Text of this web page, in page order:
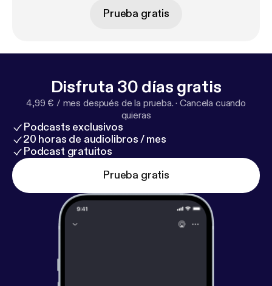
Prueba gratis
Disfruta 30 días gratis
4,99 € / mes después de la prueba. ·Cancela cuando
quieras
Podcasts exclusivos
20 horas de audiolibros / mes
Podcast gratuitos
Prueba gratis